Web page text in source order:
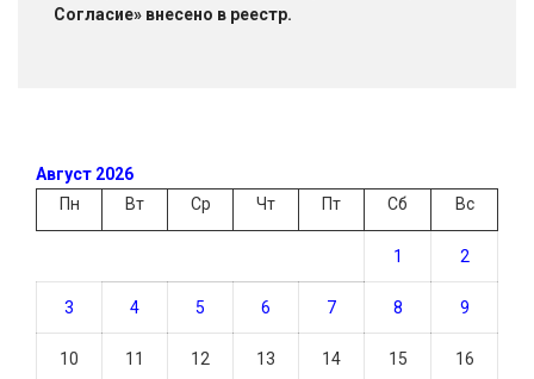
Согласие» внесено в реестр.
Август 2026
Пн
Вт Ср Чт Пт Сб Вс
1 2
3 4 5 6 7 8 9
10 11 12 13 14 15 16